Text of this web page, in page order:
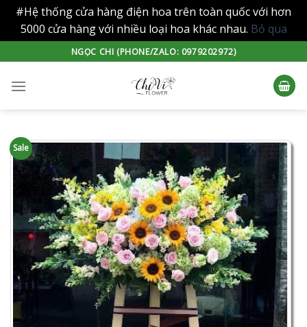
#Hệ thống cửa hàng điện hoa trên toàn quốc với hơn
5000 cửa hàng với nhiều loại hoa khác nhau. Bỏ qua
to
content
NGỌC CHI (PHONE/ZALO: 0979202972)
Sale